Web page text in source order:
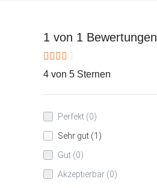
1 von 1 Bewertungen
4 von 5 Sternen
Perfekt (0)
Sehr gut (1)
Gut (0)
Akzeptierbar (0)